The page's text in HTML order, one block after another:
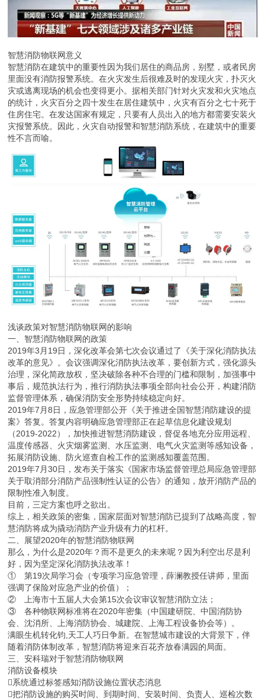
智慧消防物联网意义
智慧消防在建筑中的重要性因为我们居住的商品房，别墅，或者民房
里面没有消防报警系统。在火灾发生后很难及时的发现火灾，扑灭火
灾或逃离现场的机会也变得更小。据相关部门针对火灾发和火灾地点
的统计，火灾百分之四十发生在居住建筑中，火灾有百分之七十死于
住房住宅。在发达国家有规定，只要有人员出入的地方都需要安装火
灾报警系统。因此，火灾自动报警和智慧消防系统，在建筑中的重要
性不言而喻。
浅谈政策对智慧消防物联网的影响
一、智慧消防物联网的政策
2019年3月19日，深化改革会第七次会议通过了《关于深化消防执法
改革的意见》。会议强调深化消防执法改革，要创新方式，强化源头
治理，深化简政放权，坚决破除各种不合理的门槛和限制，加强事中
事后，规范执法行为，推行消防执法事项全部向社会公开，构建消防
监督管理体系，确保消防安全形势持续稳定向好。
2019年7月8日，应急管理部公开《关于推进全国智慧消防建设的提
案》答复。答复内容明确应急管理部正在起草信息化建设规划
（2019-2022），加快推进智慧消防建设，督促各地充分应用远程、
温度传感器、火灾烟雾监测、水压监测、电气火灾监测等感知设备，
拓展消防设施、防火巡查自检工作的监测感知覆盖范围。
2019年7月30日，发布关于落实《国家市场监督管理总局应急管理部
关于取消部分消防产品强制性认证的公告》的通知，放开消防产品的
限制性准入制度。
目前，三定方案也呼之欲出。
综上，相关政策的密集，国家层面对智慧消防已提到了战略高度，智
慧消防将成为撬动消防产业升级有力的杠杆。
二、展望2020年的智慧消防物联网
那么，为什么是2020年？而不是更久的未来呢？因为利空出尽是利
好，因为坚定深化消防执法改革！
① 第19次局学习会（专项学习应急管理，薛澜教授任讲师，里面
强调了保险对应急产业的价值）；
② 上海市十五届人大会第15次会议审议智慧消防立法；
③ 各种物联网标准将在2020年密集（中国建研院、中国消防协
会、沈消所、上海消防协会、城建院、上海工程设备协会等）。
满眼生机转化钧,天工人巧日争新。在智慧城市建设的大背景下，伴
随着消防体制改革，智慧消防将迎来百花齐放春满园的局面。
三、安科瑞对于智慧消防物联网
消防设备模块
系统通过标签感知消防设施位置状态消息
把消防设施的购买时间、到期时间、安装时间、负责人、巡检次数